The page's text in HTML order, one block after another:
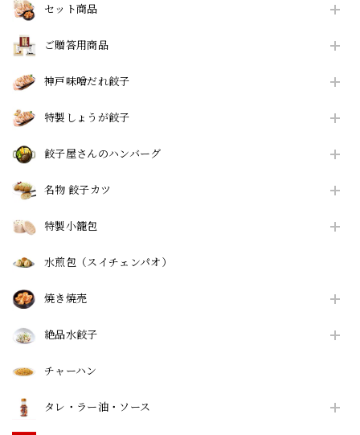
セット商品
ご贈答用商品
神戸味噌だれ餃子
特製しょうが餃子
餃子屋さんのハンバーグ
名物 餃子カツ
特製小籠包
水煎包（スイチェンパオ）
焼き焼売
絶品水餃子
チャーハン
タレ・ラー油・ソース